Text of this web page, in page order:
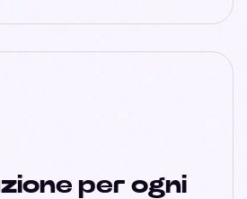
per ogni